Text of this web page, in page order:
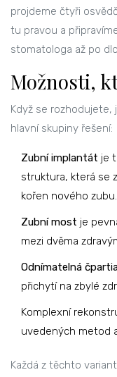
projdeme čtyři
tu pravou a
stomatologa až po
Možnosti,
Když se rozhodujete,
hlavní skupiny řešení:
Zubní implantát je
struktura, která se
kořen nového zubu.
Zubní most je
mezi dvěma
Odnímatelná
přichytí na zbylé
Komplexní
uvedených metod
Každá z těchto